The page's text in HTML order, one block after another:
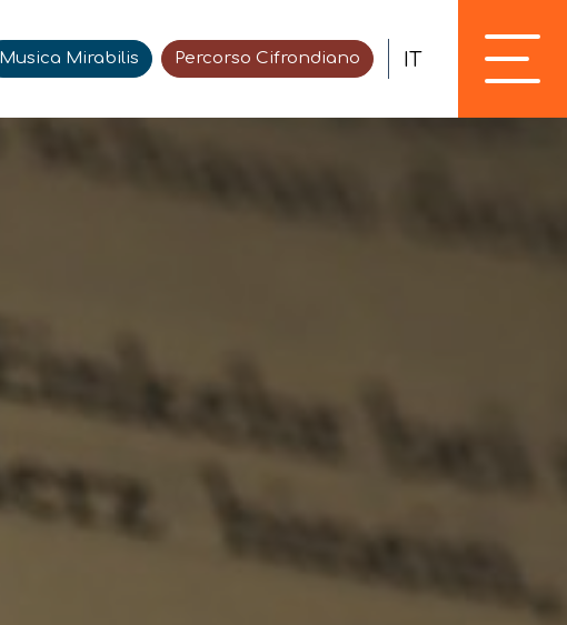
Musica Mirabilis Percorso Cifrondiano IT